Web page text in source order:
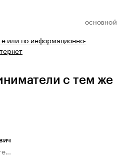
ОСНОВНОЙ
или по информационно-
с тем же